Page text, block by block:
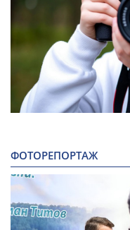
ФОТОРЕПОРТАЖ